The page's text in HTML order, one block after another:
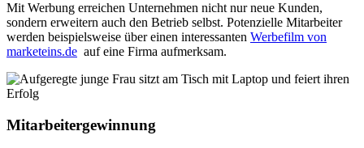
Mit Werbung erreichen Unternehmen nicht nur neue Kunden,
sondern erweitern auch den Betrieb selbst. Potenzielle Mitarbeiter
werden beispielsweise über einen interessanten Werbefilm von
marketeins.de auf eine Firma aufmerksam.
Mitarbeitergewinnung